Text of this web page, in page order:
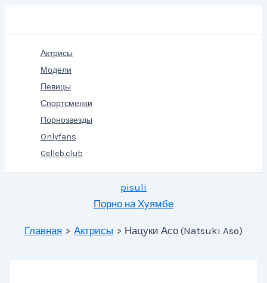
Актрисы
Модели
Певицы
Спортсменки
Порнозвезды
Onlyfans
Celleb.club
pisuli
Порно на Хуямбе
Главная Актрисы Нацуки Асо (Natsuki Aso)